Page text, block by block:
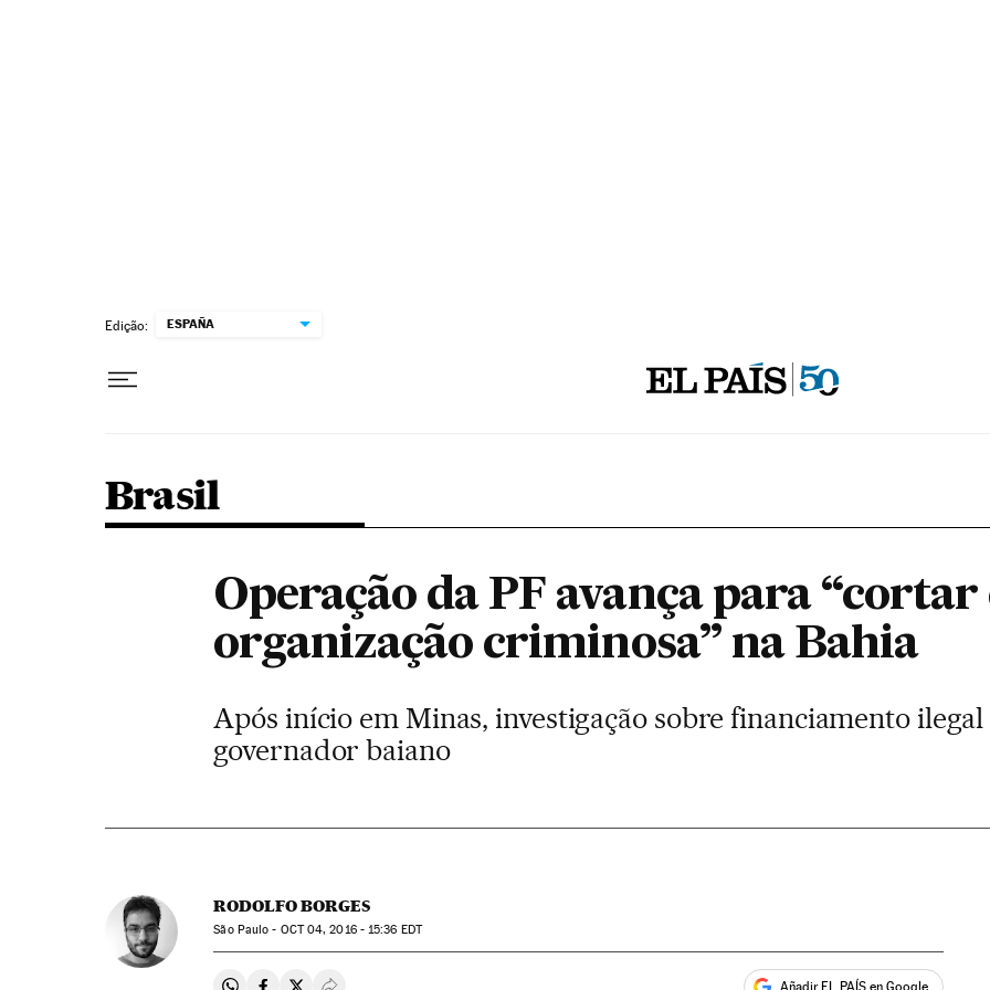
Edição: ESPAÑA
Brasil
Operação da PF avança para “cortar
organização criminosa” na Bahia
Após início em Minas, investigação sobre financiamento
governador baiano
RODOLFO BORGES
São Paulo - OCT04, 2016 - 15:36 EDT
Añadir EL PAÍS en Google